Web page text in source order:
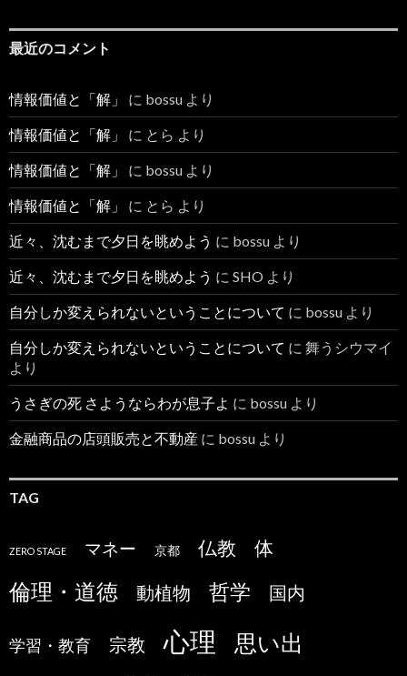
最近のコメント
情報価値と「解」 に bossu より
情報価値と「解」 に とら より
情報価値と「解」 に bossu より
情報価値と「解」 に とら より
近々、沈むまで夕日を眺めよう に bossu より
近々、沈むまで夕日を眺めよう に SHO より
自分しか変えられないということについて に bossu より
自分しか変えられないということについて に 舞うシウマイ
より
うさぎの死 さようならわが息子よ に bossu より
金融商品の店頭販売と不動産 に bossu より
TAG
ZERO STAGE マネー 京都 仏教 体
倫理・道徳 動植物 哲学 国内
学習・教育 宗教 心理 思い出